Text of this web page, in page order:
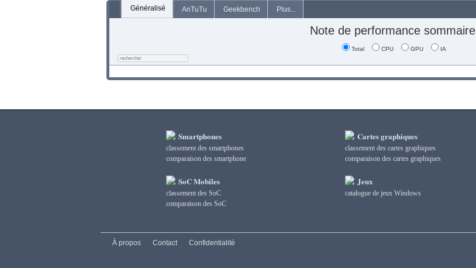
Généralisé AnTuTu Geekbench Plus...
Note de performance sommaire
Total CPU GPU IA
Smartphones
classement des smartphones
сomparaison des smartphone
SoC Mobiles
classement des SoC
сomparaison des SoC
Cartes graphiques
classement des cartes graphiques
сomparaison des cartes graphiques
Jeux
catalogue de jeux Windows
À propos Contact Confidentialité